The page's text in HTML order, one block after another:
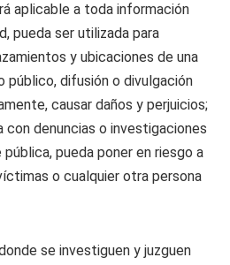
aplicable a toda información
pueda ser utilizada para
y ubicaciones de una
público, difusión o divulgación
causar daños y perjuicios;
con denuncias o investigaciones
pueda poner en riesgo a
o cualquier otra persona
se investiguen y juzguen